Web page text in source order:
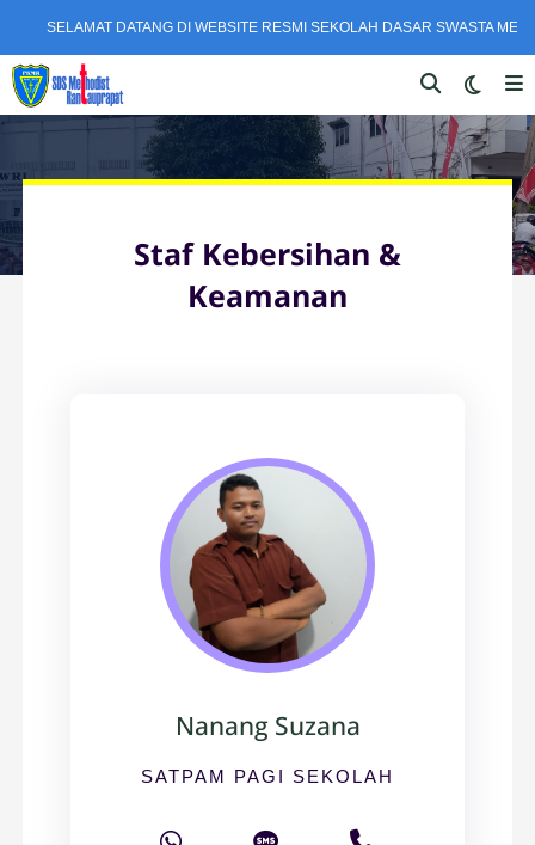
SELAMAT DATANG DI WEBSITE RESMI SEKOLAH DASAR SWASTA
Staf Kebersihan &
Keamanan
Nanang Suzana
SATPAM PAGI SEKOLAH